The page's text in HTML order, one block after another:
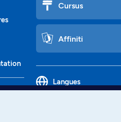
Cursus
Affiniti
Langues